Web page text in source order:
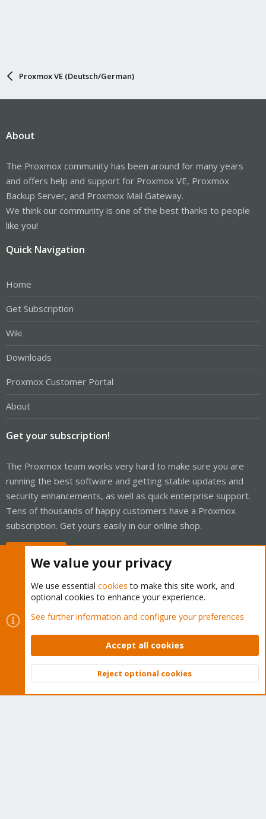
Proxmox VE (Deutsch/German)
About
The Proxmox community has been around for many years
and offers help and support for Proxmox VE, Proxmox
Backup Server, and Proxmox Mail Gateway.
We think our community is one of the best thanks to people
like you!
Quick Navigation
Home
Get Subscription
Wiki
Downloads
Proxmox Customer Portal
About
Get your subscription!
The Proxmox team works very hard to make sure you are
running the best software and getting stable updates and
security enhancements, as well as quick enterprise support.
Tens of thousands of happy customers have a Proxmox
subscription. Get yours easily in our online shop.
Cookies
Proxmox Support Forum - Light Mode
Contact us
Terms and rules Privacy policy Help Home
Community platform by XenForo © 2010-2026 XenForo Ltd.
Top
We value your privacy
We use essential cookies to make this site work, and
optional cookies to enhance your experience.
See further information and configure your preferences
Accept all cookies
Reject optional cookies